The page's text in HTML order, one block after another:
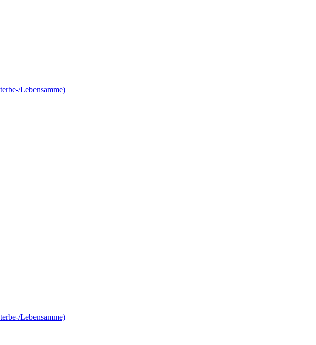
Lebensamme)
Lebensamme)